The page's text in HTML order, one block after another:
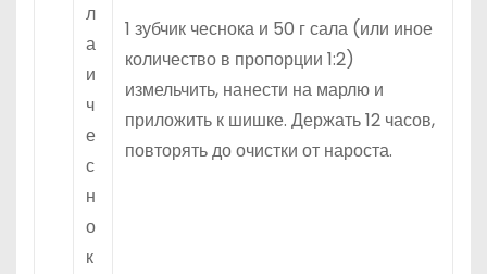
л
а
и
ч
е
с
н
о
к
1 зубчик чеснока и 50 г сала (или иное
количество в пропорции 1:2)
измельчить, нанести на марлю и
приложить к шишке. Держать 12 часов,
повторять до очистки от нароста.